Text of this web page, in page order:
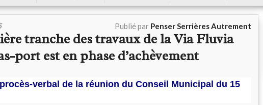
Publié par Penser Serrières Autrement
tranche des travaux de la Via Fluvia
port est en phase d’achèvement
verbal de la réunion du Conseil Municipal du 15